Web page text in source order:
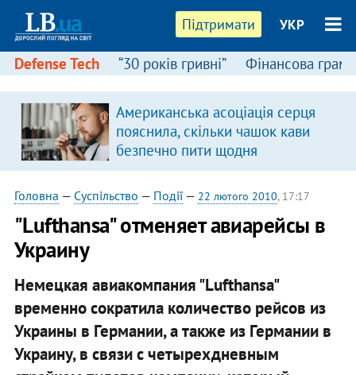
Підтримати УКР
Defense Tech “30 років гривні” Фінансова
Американська асоціація серця
пояснила, скільки чашок кави
безпечно пити щодня
Головна — Суспільство — Події— 22 лютого 2010, 17:17
"Lufthansa" отменяет авиарейсы в
Украину
Немецкая авиакомпания "Lufthansa"
временно сократила количество рейсов из
Украины в Германии, а также из Германии в
Украину, в связи с четырехдневным